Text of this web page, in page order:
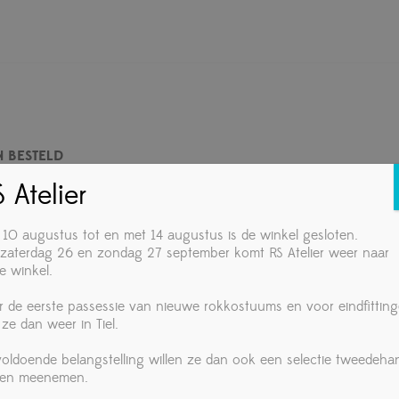
vochtig aangebracht wordt.
up toepassingen.
het gezicht, maar is ook uitstekend
beter bestand tegen transpiratie.
Atelier
10 augustus tot en met 14 augustus is de winkel gesloten.
26 en zondag 27 september komt RS Atelier weer naar
winkel.
de eerste passessie van nieuwe rokkostuums en voor
dan weer in Tiel.
belangstelling willen ze dan ook een selectie
meenemen.